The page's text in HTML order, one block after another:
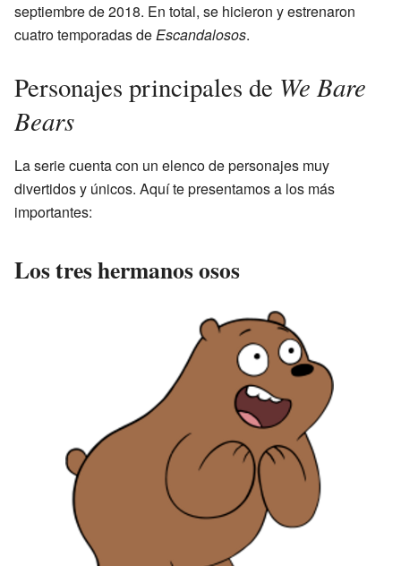
septiembre de 2018. En total, se hicieron y estrenaron
cuatro temporadas deEscandalosos.
Personajes principales de We Bare
Bears
La serie cuenta con un elenco de personajes muy
divertidos y únicos. Aquí te presentamos a los más
importantes:
Los tres hermanos osos